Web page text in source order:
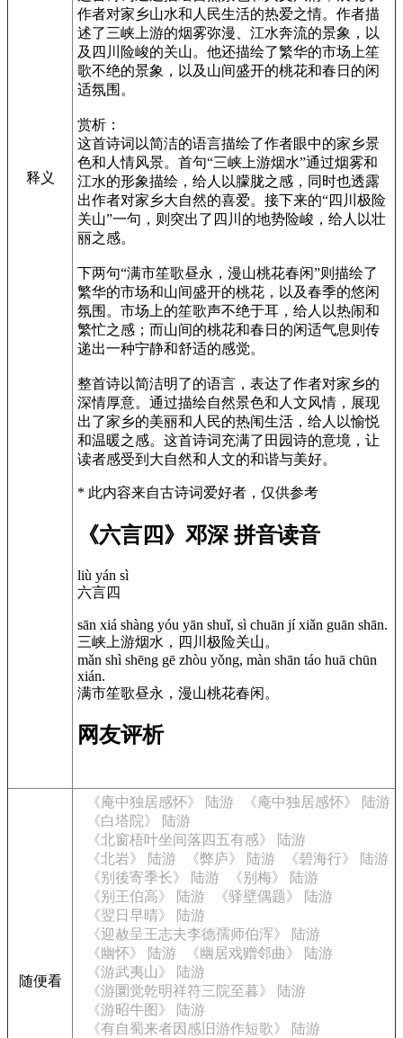
释义
作者对家乡山水和人民生活的热爱之情。作者描
述了三峡上游的烟雾弥漫、江水奔流的景象，以
及四川险峻的关山。他还描绘了繁华的市场上笙
歌不绝的景象，以及山间盛开的桃花和春日的闲
适氛围。
赏析：
这首诗词以简洁的语言描绘了作者眼中的家乡景
色和人情风景。首句“三峡上游烟水”通过烟雾和
江水的形象描绘，给人以朦胧之感，同时也透露
出作者对家乡大自然的喜爱。接下来的“四川极险
关山”一句，则突出了四川的地势险峻，给人以壮
丽之感。
下两句“满市笙歌昼永，漫山桃花春闲”则描绘了
繁华的市场和山间盛开的桃花，以及春季的悠闲
氛围。市场上的笙歌声不绝于耳，给人以热闹和
繁忙之感；而山间的桃花和春日的闲适气息则传
递出一种宁静和舒适的感觉。
整首诗以简洁明了的语言，表达了作者对家乡的
深情厚意。通过描绘自然景色和人文风情，展现
出了家乡的美丽和人民的热闱生活，给人以愉悦
和温暖之感。这首诗词充满了田园诗的意境，让
读者感受到大自然和人文的和谐与美好。
* 此内容来自古诗词爱好者，仅供参考
《六言四》邓深 拼音读音
liù yán sì
六言四
sān xiá shàng yóu yān shuǐ, sì chuān jí xiǎn guān shān.
三峡上游烟水，四川极险关山。
mǎn shì shēng gē zhòu yǒng, màn shān táo huā chūn
xián.
满市笙歌昼永，漫山桃花春闲。
网友评析
随便看
《庵中独居感怀》 陆游
《庵中独居感怀》 陆游
《白塔院》 陆游
《北窗梧叶坐间落四五有感》 陆游
《北岩》 陆游
《弊庐》 陆游
《碧海行》 陆游
《别後寄季长》 陆游
《别梅》 陆游
《别王伯高》 陆游
《驿壁偶题》 陆游
《翌日早晴》 陆游
《迎赦呈王志夫李德孺师伯浑》 陆游
《幽怀》 陆游
《幽居戏赠邻曲》 陆游
《游武夷山》 陆游
《游圜觉乾明祥符三院至暮》 陆游
《游昭牛图》 陆游
《有自蜀来者因感旧游作短歌》 陆游